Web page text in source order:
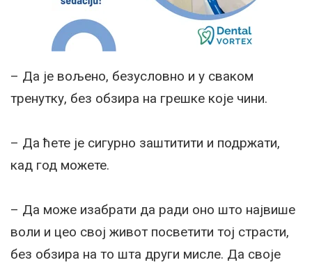
– Да је вољено, безусловно и у сваком
тренутку, без обзира на грешке које чини.
– Да ћете је сигурно заштитити и подржати,
кад год можете.
– Да може изабрати да ради оно што највише
воли и цео свој живот посветити тој страсти,
без обзира на то шта други мисле. Да своје